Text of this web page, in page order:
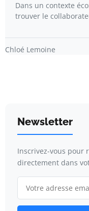
Dans un contexte
trouver le
Chloé Lemoine
Newsletter
Inscrivez-vous pour
directement dans